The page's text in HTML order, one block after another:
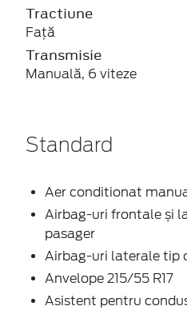
Tractiune
Față
Transmisie
Manuală, 6 viteze
Standard
Aer conditionat
Airbag-uri frontale și
pasager
Airbag-uri laterale tip
Anvelope 215/55 R17
Asistent pentru